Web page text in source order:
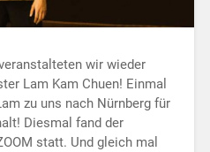
wir wieder
Lam Kam Chuen! Einmal
zu uns nach Nürnberg für
Diesmal fand der
statt. Und gleich mal